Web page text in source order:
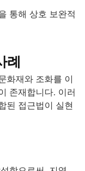
통해 상호 보완적
례
화재와 조화를 이
존재합니다. 이러
된 접근법이 실현